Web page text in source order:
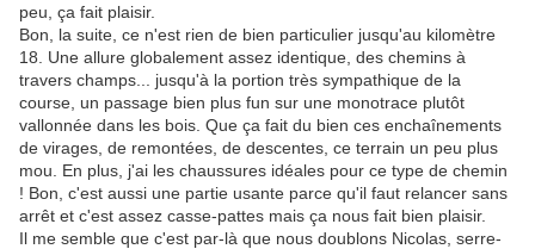
peu, ça fait plaisir.
Bon, la suite, ce n'est rien de bien particulier jusqu'au kilomètre
18. Une allure globalement assez identique, des chemins à
travers champs... jusqu'à la portion très sympathique de la
course, un passage bien plus fun sur une monotrace plutôt
vallonnée dans les bois. Que ça fait du bien ces enchaînements
de virages, de remontées, de descentes, ce terrain un peu plus
mou. En plus, j'ai les chaussures idéales pour ce type de chemin
! Bon, c'est aussi une partie usante parce qu'il faut relancer sans
arrêt et c'est assez casse-pattes mais ça nous fait bien plaisir.
Il me semble que c'est par-là que nous doublons Nicolas, serre-